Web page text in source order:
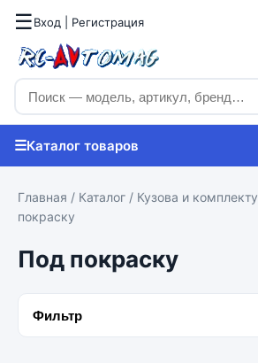
☰Вход | Регистрация
☰Каталог товаров
Главная / Каталог / Кузова и
покраску
Под покраску
Фильтр